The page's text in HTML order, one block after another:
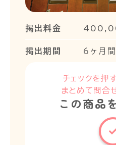
掲出料金
掲出期間 6ヶ月間
チェックを押
まとめて問合
この商品